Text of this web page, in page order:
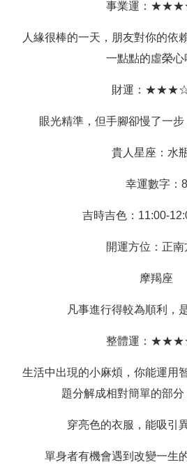
事業運：
人緣很棒的一天，朋友對你的依
一點點的虛榮心
財運：
眼光精準，但手腳卻慢了一步
貴人星座：水
幸運數字：8
吉時吉色：11:00-
開運方位：正南
摩羯座
凡事進行得較為順利，
整體運：
生活中出現的小麻煩，你能運用
題分解成相對簡單的部分
穿亮色的衣服，能吸引
單身者有機會遇到改變一生